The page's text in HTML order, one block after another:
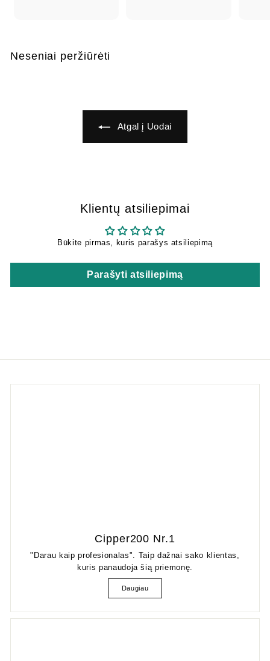
9
Neseniai peržiūrėti
Atgal į Uodai
Klientų atsiliepimai
Būkite pirmas, kuris parašys atsiliepimą
Parašyti atsiliepimą
Cipper200 Nr.1
"Darau kaip profesionalas". Taip dažnai sako klientas,
kuris panaudoja šią priemonę.
Daugiau